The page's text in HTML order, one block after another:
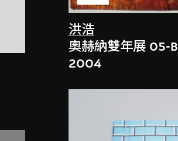
洪浩
奧赫納雙年展 05-B
2004